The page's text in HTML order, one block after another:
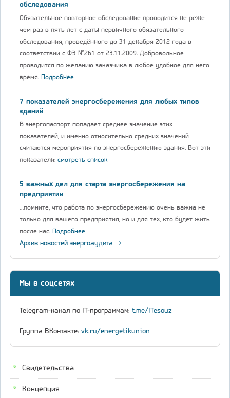
Свидетельства
Концепция
обследования
Обязательное повторное обследование проводится не реже
чем раз в пять лет с даты первичного обязательного
обследования, проведённого до 31 декабря 2012 года в
соответствии с ФЗ №261 от 23.11.2009. Добровольное
проводится по желанию заказчика в любое удобное для него
время. Подробнее
7 показателей энергосбережения для любых типов
зданий
В энергопаспорт попадает среднее значение этих
показателей, и именно относительно средних значений
считаются мероприятия по энергосбережению здания. Вот эти
показатели: смотреть список
5 важных дел для старта энергосбережения на
предприятии
…помните, что работа по энергосбережению очень важна не
только для вашего предприятия, но и для тех, кто будет жить
после нас. Подробнее
Архив новостей энергоаудита →
Мы в соцсетях
Telegram-канал по IT-программам: t.me/ITesouz
Группа ВКонтакте: vk.ru/energetikunion